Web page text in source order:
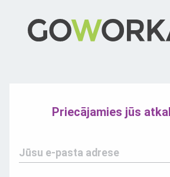
Priecājamies jūs
Jūsu e-pasta adrese